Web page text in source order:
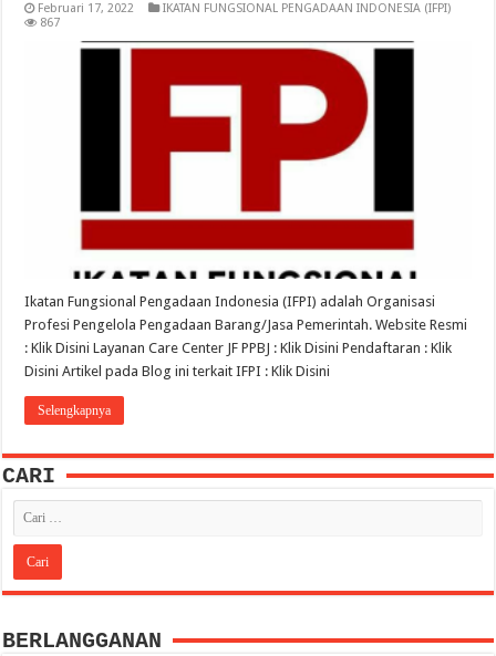
Februari 17, 2022
IKATAN FUNGSIONAL PENGADAAN INDONESIA (IFPI)
867
Ikatan Fungsional Pengadaan Indonesia (IFPI) adalah Organisasi
Profesi Pengelola Pengadaan Barang/Jasa Pemerintah. Website Resmi
: Klik Disini Layanan Care Center JF PPBJ : Klik Disini Pendaftaran : Klik
Disini Artikel pada Blog ini terkait IFPI : Klik Disini
Selengkapnya
CARI
BERLANGGANAN